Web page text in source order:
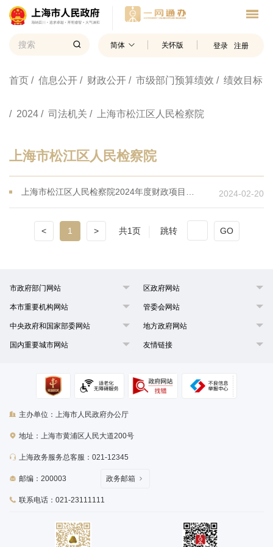
简体 关怀版 登录 注册
首页 / 信息公开 / 财政公开 / 市级部门预算绩效 / 绩效目标
/ 2024 / 司法机关 / 上海市松江区人民检察院
上海市松江区人民检察院
2024-02-20
< 1 > 共1页 跳转 GO
市政府部门网站 区政府网站
本市重要机构网站 管委会网站
中央政府和国家部委网站 地方政府网站
国内重要城市网站 友情链接
主办单位：上海市人民政府办公厅
地址：上海市黄浦区人民大道200号
上海政务服务总客服：021-12345
邮编：200003
联系电话：021-23111111
政务邮箱